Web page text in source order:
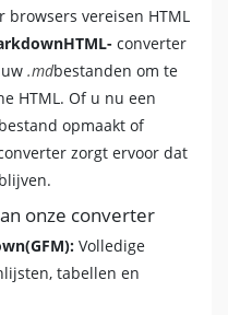
vereisen HTML
converter
.mdbestanden om te
HTML. Of u nu een
opmaakt of
zorgt ervoor dat
onze converter
Volledige
tabellen en